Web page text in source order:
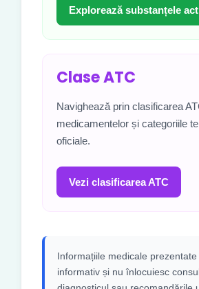
Explorează substanțele
Clase ATC
Navighează prin clasificarea
medicamentelor și categoriile
oficiale.
Vezi clasificarea ATC
Informațiile medicale
informativ și nu înlocuiesc